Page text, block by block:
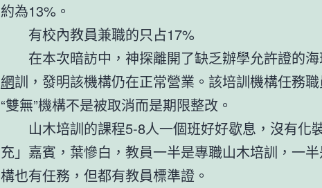
約為13%。
有校內教員兼職的只占17%
在本次暗訪中，神探離開了缺乏辦學允許證的海
網訓，發明該機構仍在正常營業。該培訓機構任務職
“雙無”機構不是被取消而是期限整改。
山木培訓的課程5-8人一個班好好歇息，沒有化
充」嘉賓，葉慘白，教員一半是專職山木培訓，一
構也有任務，但都有教員標準證。